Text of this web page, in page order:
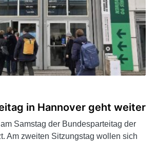
in Hannover geht weiter
Samstag der Bundesparteitag der
Am zweiten Sitzungstag wollen sich